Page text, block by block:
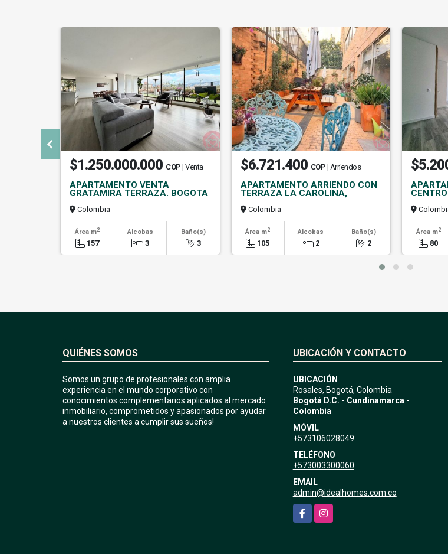
$1.250.000.000 COP | Venta
APARTAMENTO VENTA
GRATAMIRA TERRAZA. BOGOTA
Colombia
Área m2
157
Alcobas
3
Baño(s)
3
$6.721.400 COP | Arriendos
APARTAMENTO ARRIENDO CON
TERRAZA LA CAROLINA,
BOGOTA
Colombia
Área m2
105
Alcobas
2
Baño(s)
2
BOGOTA
Área m2
80
QUIÉNES SOMOS
Somos un grupo de profesionales con amplia
experiencia en el mundo corporativo con
conocimientos complementarios aplicados al mercado
inmobiliario, comprometidos y apasionados por ayudar
a nuestros clientes a cumplir sus sueños!
UBICACIÓN Y CONTACTO
UBICACIÓN
Rosales, Bogotá, Colombia
Bogotá D.C. - Cundinamarca -
Colombia
MÓVIL
+573106028049
TELÉFONO
+573003300060
EMAIL
admin@idealhomes.com.co
FacebookInstagram